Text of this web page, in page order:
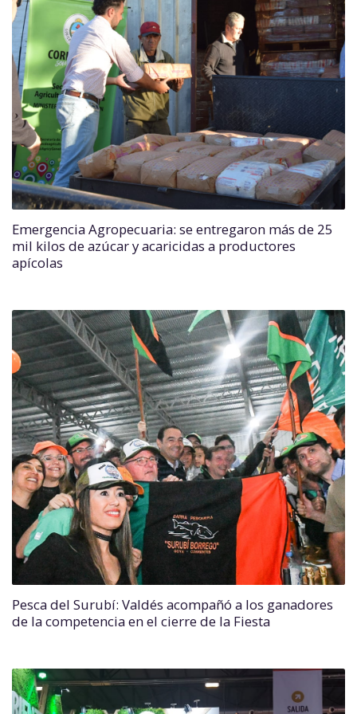
Emergencia Agropecuaria: se entregaron más de 25
mil kilos de azúcar y acaricidas a productores
apícolas
Pesca del Surubí: Valdés acompañó a los ganadores
de la competencia en el cierre de la Fiesta